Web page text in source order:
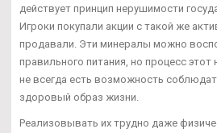
действует принцип нерушимости
Игроки покупали акции с такой же
продавали. Эти минералы можно
правильного питания, но процесс
не всегда есть возможность
здоровый образ жизни.
Реализовывать их трудно даже